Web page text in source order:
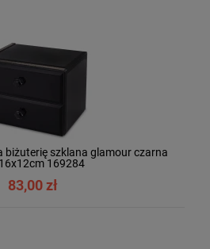
biżuterię szklana glamour czarna
169284
83,00 zł